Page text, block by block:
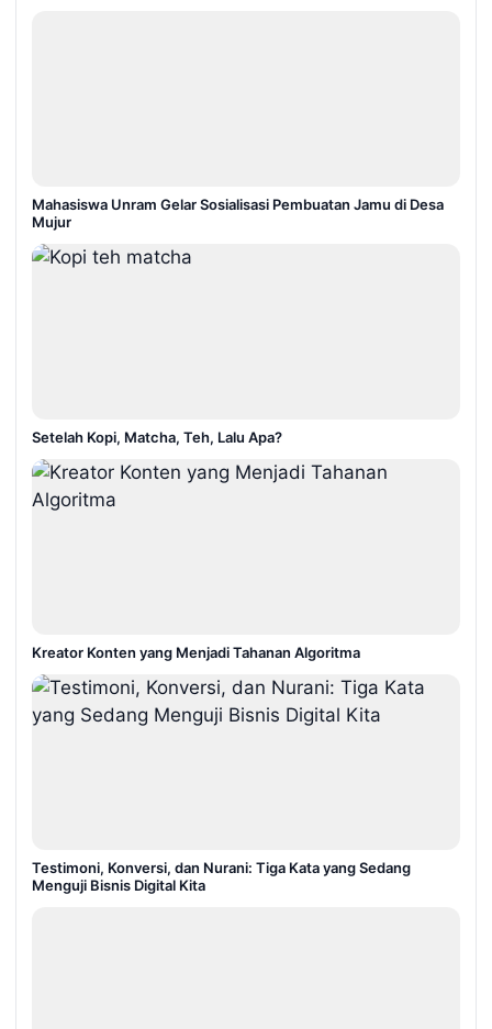
Mahasiswa Unram Gelar Sosialisasi Pembuatan Jamu di Desa
Mujur
Setelah Kopi, Matcha, Teh, Lalu Apa?
Kreator Konten yang Menjadi Tahanan Algoritma
Testimoni, Konversi, dan Nurani: Tiga Kata yang Sedang
Menguji Bisnis Digital Kita